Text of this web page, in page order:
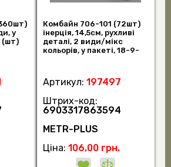
у
(шт)
Комбайн 706-101 (72шт)
інерція, 14,5см, рухливі
деталі, 2 види/мікс
кольорів, у пакеті, 18-9-
Артикул: 197497
Штрих-код:
6903317863594
METR-PLUS
Ціна: 106,00 грн.